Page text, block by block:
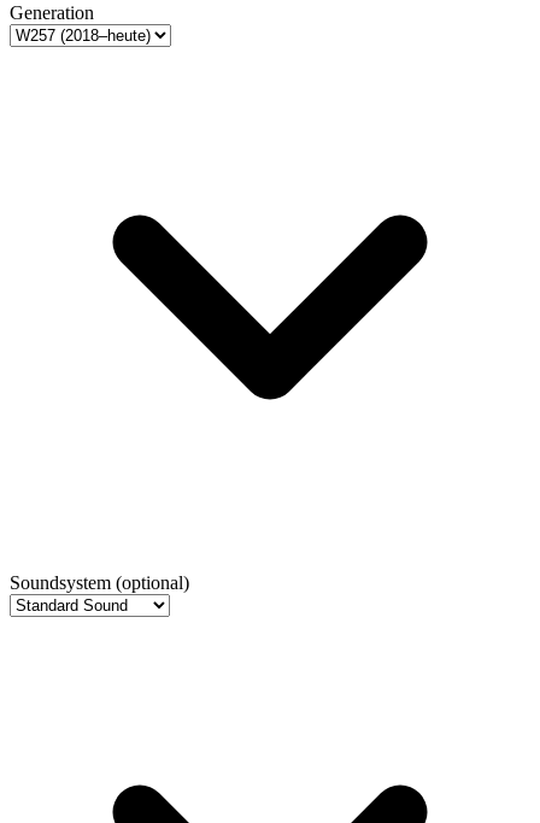
Generation
Soundsystem (optional)